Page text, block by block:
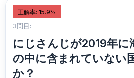
正解率: 15.9%
3問目:
にじさんじが2019年に
の中に含まれていない
か？